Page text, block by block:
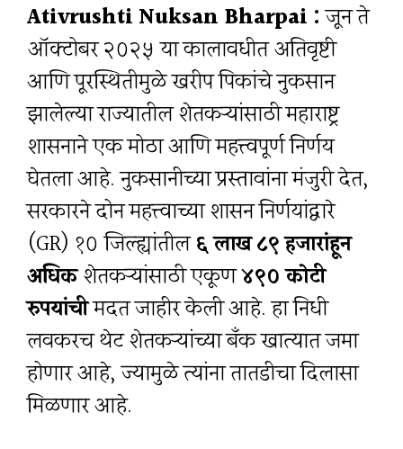
Ativrushti Nuksan Bharpai :जून ते
ऑक्टोबर २०२५ या कालावधीत अतिवृष्टी
आणि पूरस्थितीमुळे खरीप पिकांचे नुकसान
झालेल्या राज्यातील शेतकऱ्यांसाठी महाराष्ट्र
शासनाने एक मोठा आणि महत्त्वपूर्ण निर्णय
घेतला आहे. नुकसानीच्या प्रस्तावांना मंजुरी देत,
सरकारने दोन महत्त्वाच्या शासन निर्णयांद्वारे
(GR) १० जिल्ह्यांतील६ लाख ८९ हजारांहून
अधिकशेतकऱ्यांसाठी एकूण४९० कोटी
रुपयांचीमदत जाहीर केली आहे. हा निधी
लवकरच थेट शेतकऱ्यांच्या बँक खात्यात जमा
होणार आहे, ज्यामुळे त्यांना तातडीचा दिलासा
मिळणार आहे.